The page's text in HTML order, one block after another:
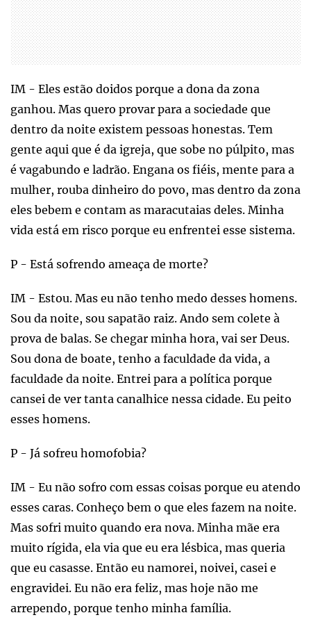
IM - Eles estão doidos porque a dona da zona
ganhou. Mas quero provar para a sociedade que
dentro da noite existem pessoas honestas. Tem
gente aqui que é da igreja, que sobe no púlpito, mas
é vagabundo e ladrão. Engana os fiéis, mente para a
mulher, rouba dinheiro do povo, mas dentro da zona
eles bebem e contam as maracutaias deles. Minha
vida está em risco porque eu enfrentei esse sistema.
P - Está sofrendo ameaça de morte?
IM - Estou. Mas eu não tenho medo desses homens.
Sou da noite, sou sapatão raiz. Ando sem colete à
prova de balas. Se chegar minha hora, vai ser Deus.
Sou dona de boate, tenho a faculdade da vida, a
faculdade da noite. Entrei para a política porque
cansei de ver tanta canalhice nessa cidade. Eu peito
esses homens.
P - Já sofreu homofobia?
IM - Eu não sofro com essas coisas porque eu atendo
esses caras. Conheço bem o que eles fazem na noite.
Mas sofri muito quando era nova. Minha mãe era
muito rígida, ela via que eu era lésbica, mas queria
que eu casasse. Então eu namorei, noivei, casei e
engravidei. Eu não era feliz, mas hoje não me
arrependo, porque tenho minha família.